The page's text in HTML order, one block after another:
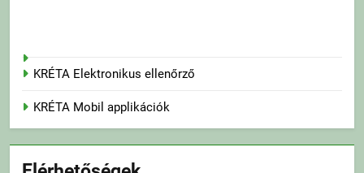
KRÉTA Elektronikus ellenőrző
KRÉTA Mobil applikációk